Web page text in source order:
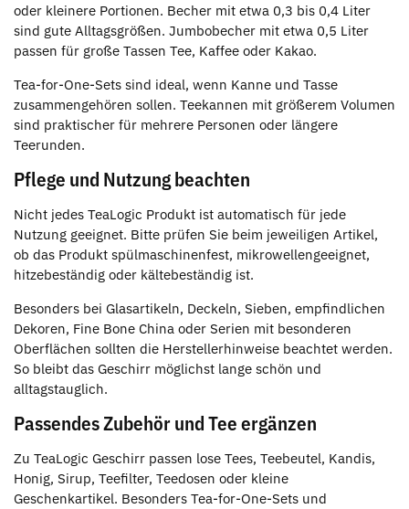
oder kleinere Portionen. Becher mit etwa 0,3 bis 0,4 Liter
sind gute Alltagsgrößen. Jumbobecher mit etwa 0,5 Liter
passen für große Tassen Tee, Kaffee oder Kakao.
Tea-for-One-Sets sind ideal, wenn Kanne und Tasse
zusammengehören sollen. Teekannen mit größerem Volumen
sind praktischer für mehrere Personen oder längere
Teerunden.
Pflege und Nutzung beachten
Nicht jedes TeaLogic Produkt ist automatisch für jede
Nutzung geeignet. Bitte prüfen Sie beim jeweiligen Artikel,
ob das Produkt spülmaschinenfest, mikrowellengeeignet,
hitzebeständig oder kältebeständig ist.
Besonders bei Glasartikeln, Deckeln, Sieben, empfindlichen
Dekoren, Fine Bone China oder Serien mit besonderen
Oberflächen sollten die Herstellerhinweise beachtet werden.
So bleibt das Geschirr möglichst lange schön und
alltagstauglich.
Passendes Zubehör und Tee ergänzen
Zu TeaLogic Geschirr passen lose Tees, Teebeutel, Kandis,
Honig, Sirup, Teefilter, Teedosen oder kleine
Geschenkartikel. Besonders Tea-for-One-Sets und